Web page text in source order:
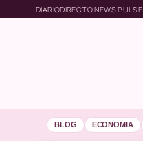
DIARIODIRECTO NEWS PULSE
BLOG ECONOMIA